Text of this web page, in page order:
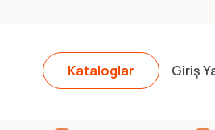
Kataloglar Giriş